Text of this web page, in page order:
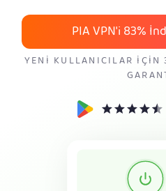
PIA VPN'i83%
YENI KULLANICILAR IÇIN